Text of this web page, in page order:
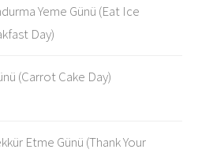
Yeme Günü (Eat Ice
Day)
(Carrot Cake Day)
Etme Günü (Thank Your